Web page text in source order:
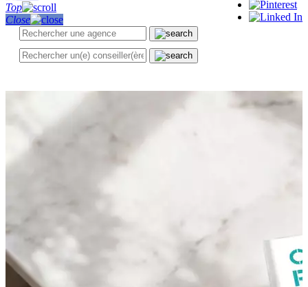
Top
Close